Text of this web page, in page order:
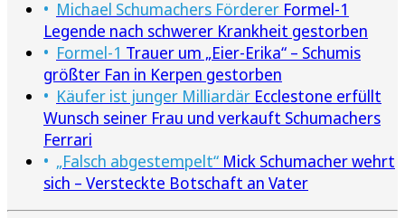
Michael Schumachers Förderer Formel-1
Legende nach schwerer Krankheit gestorben
Formel-1 Trauer um „Eier-Erika“ – Schumis
größter Fan in Kerpen gestorben
Käufer ist junger Milliardär Ecclestone erfüllt
Wunsch seiner Frau und verkauft Schumachers
Ferrari
„Falsch abgestempelt“ Mick Schumacher wehrt
sich – Versteckte Botschaft an Vater